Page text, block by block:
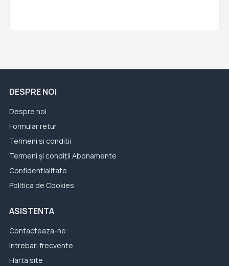
DESPRE NOI
Despre noi
Formular retur
Termeni si conditii
Termeni și condiții Abonamente
Confidentialitate
Politica de Cookies
ASISTENTA
Contacteaza-ne
Intrebari frecvente
Harta site